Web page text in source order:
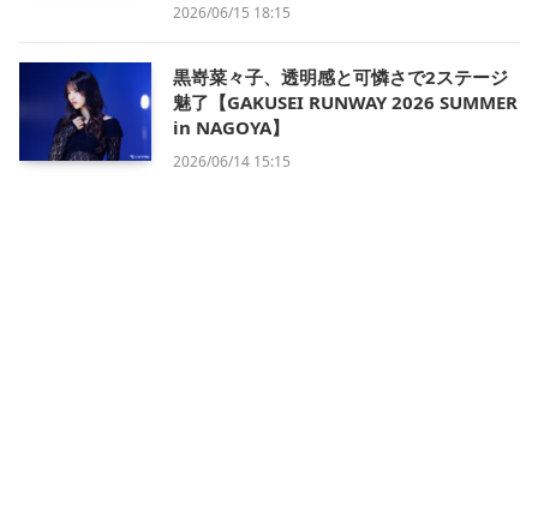
2026/06/15 18:15
黒嵜菜々子、透明感と可憐さで2ステージ
魅了【GAKUSEI RUNWAY 2026 SUMMER
in NAGOYA】
2026/06/14 15:15